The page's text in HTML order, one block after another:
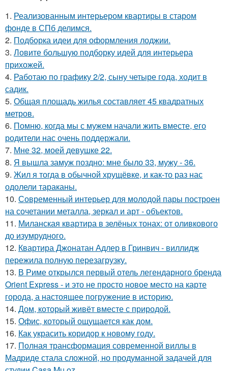
1. Реализованным интерьером квартиры в старом
фонде в СПб делимся.
2. Подборка идеи для оформления лоджии.
3. Ловите большую подборку идей для интерьера
прихожей.
4. Работаю по графику 2/2, сыну четыре года, ходит в
садик.
5. Общая площадь жилья составляет 45 квадратных
метров.
6. Помню, когда мы с мужем начали жить вместе, его
родители нас очень поддержали.
7. Мне 32, моей девушке 22.
8. Я вышла замуж поздно: мне было 33, мужу - 36.
9. Жил я тогда в обычной хрущёвке, и как-то раз нас
одолели тараканы.
10. Современный интерьер для молодой пары построен
на сочетании металла, зеркал и арт - объектов.
11. Миланская квартира в зелёных тонах: от оливкового
до изумрудного.
12. Квартира Джонатан Адлер в Гринвич - виллидж
пережила полную перезагрузку.
13. В Риме открылся первый отель легендарного бренда
Orient Express - и это не просто новое место на карте
города, а настоящее погружение в историю.
14. Дом, который живёт вместе с природой.
15. Офис, который ощущается как дом.
16. Как украсить коридор к новому году.
17. Полная трансформация современной виллы в
Мадриде стала сложной, но продуманной задачей для